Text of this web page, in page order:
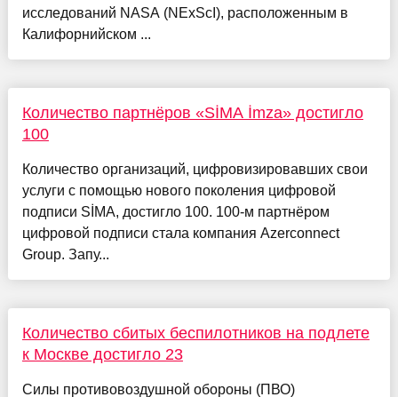
исследований NASA (NExScI), расположенным в
Калифорнийском ...
Количество партнёров «SİMA İmza» достигло
100
Количество организаций, цифровизировавших свои
услуги с помощью нового поколения цифровой
подписи SİMA, достигло 100. 100-м партнёром
цифровой подписи стала компания Azerconnect
Group. Запу...
Количество сбитых беспилотников на подлете
к Москве достигло 23
Силы противовоздушной обороны (ПВО)